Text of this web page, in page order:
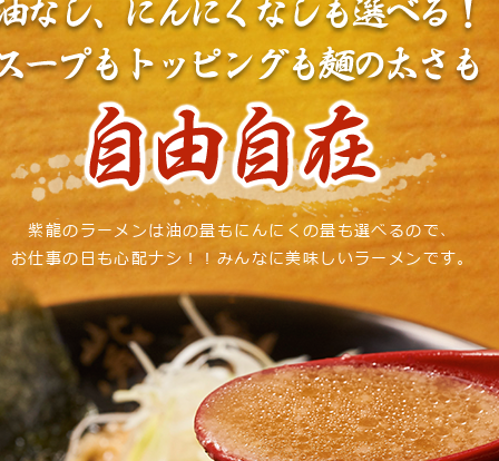
紫龍のラーメンは油の量もにんにくの量も選べるので、
お仕事の日も心配ナシ！！みんなに美味しいラーメンです。